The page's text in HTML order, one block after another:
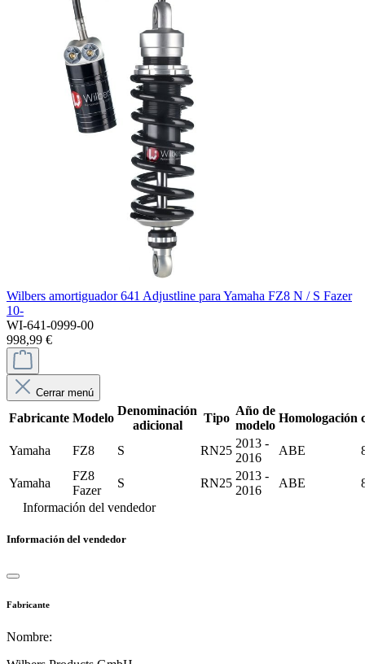
Wilbers amortiguador 641 Adjustline para Yamaha FZ8 N / S Fazer
10-
WI-641-0999-00
998,99 €
Cerrar menú
Fabricante Modelo
Denominación
adicional
Tipo
Año de
modelo
Homologación
Yamaha FZ8 S RN25
2013 -
2016
ABE
Yamaha
FZ8
Fazer
S RN25
2013 -
2016
ABE
Información del vendedor
Información del vendedor
Fabricante
Nombre: